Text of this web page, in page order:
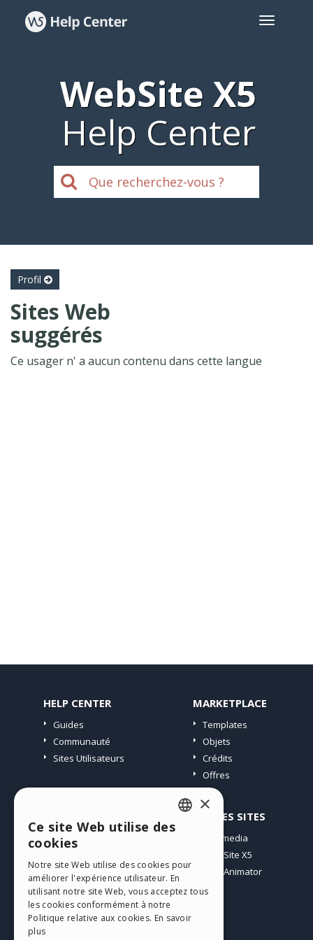
WebSite X5
Help Center
Profil
Sites Web
suggérés
Ce usager n' a aucun contenu dans cette langue
HELP CENTER
Guides
Communauté
Sites Utilisateurs
MARKETPLACE
Templates
Objets
Crédits
Offres
Mes Messages
Télécharger
Espace Web
Mes Crédits
AUTRES SITES
Incomedia
WebSite X5
WebAnimator
ENGLISH
GERMAN
SPANISH
×
Ce site Web utilise des
cookies
Notre site Web utilise des cookies pour
améliorer l'expérience utilisateur. En
utilisant notre site Web, vous acceptez tous
les cookies conformément à notre
Politique relative aux cookies. En savoir
plus